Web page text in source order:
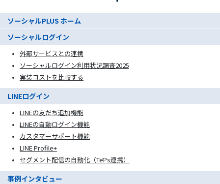
ソーシャルPLUS ホーム
ソーシャルログイン
外部サービスとの連携
ソーシャルログイン利用状況調査2025
実装コストを比較する
LINEログイン
LINEの友だち追加機能
LINEの自動ログイン機能
カスタマーサポート機能
LINE Profile+
セグメント配信の自動化（TēPs連携）
事例インタビュー